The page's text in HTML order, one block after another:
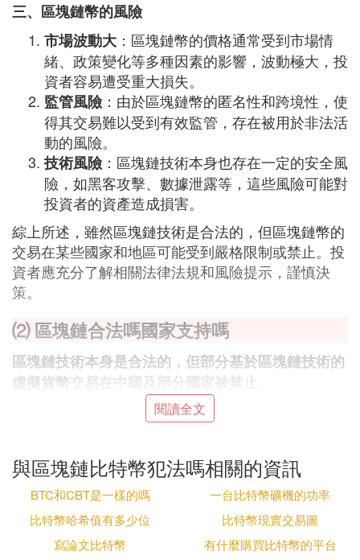
三、區塊鏈幣的風險
市場波動大 ：區塊鏈幣的價格通常受到市場情
緒、政策變化等多種因素的影響，波動極大，投
資者容易遭受重大損失。
監管風險：由於區塊鏈幣的匿名性和跨境性，使
得其交易難以受到有效監管，存在被用於非法活
動的風險。
技術風險：區塊鏈技術本身也存在一定的安全風
險，如黑客攻擊、數據泄露等，這些風險可能對
投資者的資產造成損害。
綜上所述，雖然區塊鏈技術是合法的，但區塊鏈幣的
交易在某些國家和地區可能受到嚴格限制或禁止。投
資者應充分了解相關法律法規和風險提示，謹慎決
策。
⑵ 區塊鏈合法嗎國家支持嗎
區塊鏈技術本身是合法的，但部分基於區塊鏈技術的
虛擬貨幣交易在中國及部分國家被禁止
一、區塊鏈技術的合法性
據不可篡改和可追溯的特性，在多個領域有著廣泛的
應用前景，如金融、供應鏈管理、版權保護等。這些
應用都是基於區塊鏈技術的合法性和創新性。因此，
從技術的角度來看，區塊鏈是合法的。
二、中國對虛擬貨幣交易的態度
閱讀全文
與區塊鏈比特幣犯法嗎相關的資訊
BTC和CBT是一樣的嗎
一台比特幣礦機的功率
比特幣哈希值有多少位
比特幣現實交易圖
寫論文比特幣
有什麼購買比特幣的平台